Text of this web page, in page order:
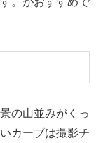
の山並みがくっ
カーブは撮影チ